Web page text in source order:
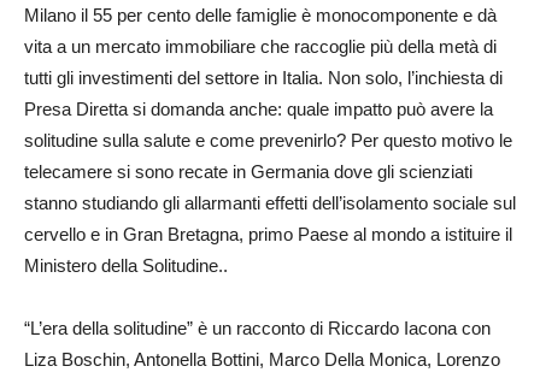
Milano il 55 per cento delle famiglie è monocomponente e dà
vita a un mercato immobiliare che raccoglie più della metà di
tutti gli investimenti del settore in Italia. Non solo, l’inchiesta di
Presa Diretta si domanda anche: quale impatto può avere la
solitudine sulla salute e come prevenirlo? Per questo motivo le
telecamere si sono recate in Germania dove gli scienziati
stanno studiando gli allarmanti effetti dell’isolamento sociale sul
cervello e in Gran Bretagna, primo Paese al mondo a istituire il
Ministero della Solitudine..
“L’era della solitudine” è un racconto di Riccardo Iacona con
Liza Boschin, Antonella Bottini, Marco Della Monica, Lorenzo